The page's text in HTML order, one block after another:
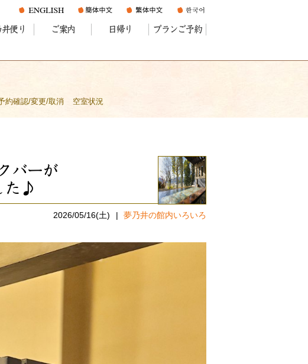
便り ご案内 日帰り プランご予約
約確認/変更/取消 空室状況
バーが
た♪
2026/05/16(土) 夢乃井の館内いろいろ